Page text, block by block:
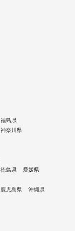
福島県
神奈川県
徳島県
愛媛県
鹿児島県 沖縄県